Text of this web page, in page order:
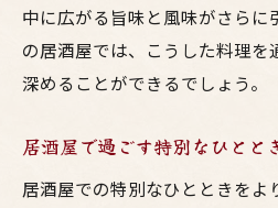
中に広がる旨味と風味がさらに
の居酒屋では、こうした料理を
深めることができるでしょう。
居酒屋で過ごす特別なひとと
居酒屋での特別なひとときをよ